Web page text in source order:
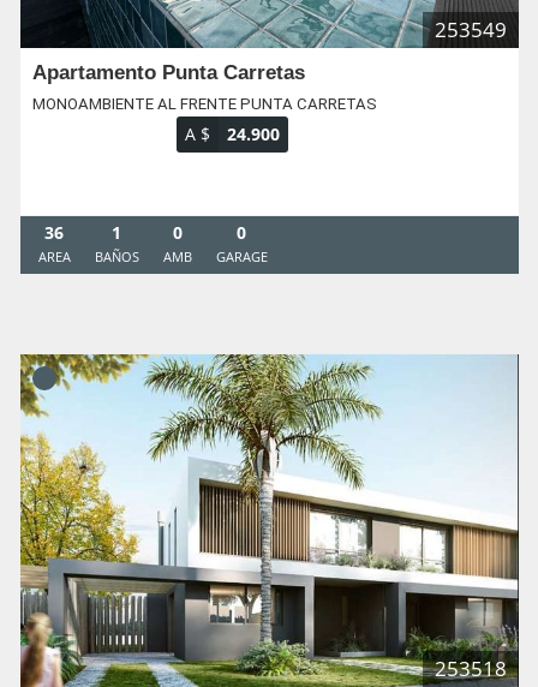
253549
Apartamento Punta Carretas
MONOAMBIENTE AL FRENTE PUNTA CARRETAS
A $ 24.900
36
AREA
1
BAÑOS
0
AMB
0
GARAGE
253518